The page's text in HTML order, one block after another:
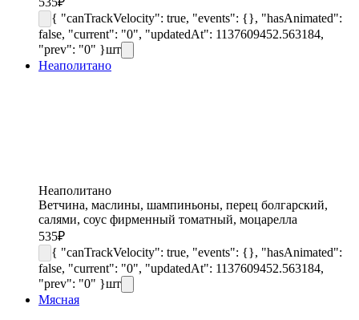
{ "canTrackVelocity": true, "events": {}, "hasAnimated":
false, "current": "0", "updatedAt": 1137609452.563184,
"prev": "0" }шт
Неаполитано
Неаполитано
Ветчина, маслины, шампиньоны, перец болгарский,
салями, соус фирменный томатный, моцарелла
535₽
{ "canTrackVelocity": true, "events": {}, "hasAnimated":
false, "current": "0", "updatedAt": 1137609452.563184,
"prev": "0" }шт
Мясная